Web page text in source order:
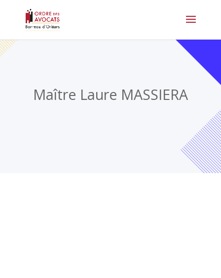
Maître Laure MASSIERA